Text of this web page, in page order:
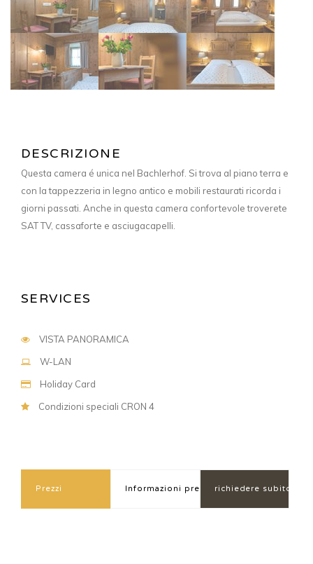
DESCRIZIONE
Questa camera é unica nel Bachlerhof. Si trova al piano terra e
con la tappezzeria in legno antico e mobili restaurati ricorda i
giorni passati. Anche in questa camera confortevole troverete
SAT TV, cassaforte e asciugacapelli.
SERVICES
VISTA PANORAMICA
W-LAN
Holiday Card
Condizioni speciali CRON 4
Prezzi Informazioni prezzo richiedere subito